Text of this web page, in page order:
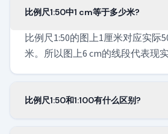
比例尺1:50中1 cm等于多少米?
比例尺1:50的图上1厘米对应实际
米。所以图上6 cm的线段代表现实
比例尺1:50和1:100有什么区别?